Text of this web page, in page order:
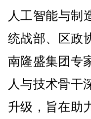
人工智能与制
统战部、区政
南隆盛集团专
人与技术骨干
升级，旨在助